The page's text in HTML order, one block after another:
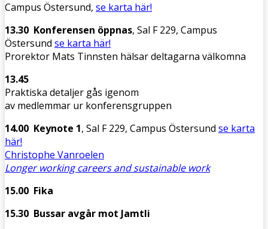
Campus Östersund, se karta här!
13.30 Konferensen öppnas, Sal F 229, Campus
Östersund se karta här!
Prorektor Mats Tinnsten hälsar deltagarna välkomna
13.45
Praktiska detaljer gås igenom
av medlemmar ur konferensgruppen
14.00 Keynote 1, Sal F 229, Campus Östersund se karta
här!
Christophe Vanroelen
Longer working careers and sustainable work
15.00 Fika
15.30 Bussar avgår mot Jamtli